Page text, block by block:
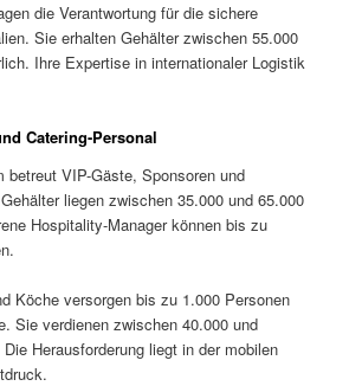
die Verantwortung für die sichere
Sie erhalten Gehälter zwischen 55.000
Ihre Expertise in internationaler Logistik
Catering-Personal
betreut VIP-Gäste, Sponsoren und
liegen zwischen 35.000 und 65.000
Hospitality-Manager können bis zu
Köche versorgen bis zu 1.000 Personen
Sie verdienen zwischen 40.000 und
Herausforderung liegt in der mobilen